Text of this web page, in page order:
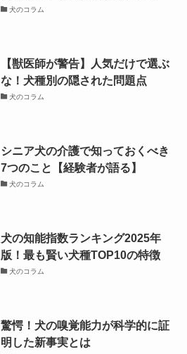
犬のコラム
【獣医師が警告】人気だけで選ぶ
な！犬種別の隠された問題点
犬のコラム
シニア犬の介護で知っておくべき
7つのこと【経験者が語る】
犬のコラム
犬の知能指数ランキング2025年
版！最も賢い犬種TOP10の特徴
犬のコラム
驚愕！犬の嗅覚能力が科学的に証
明した新事実とは